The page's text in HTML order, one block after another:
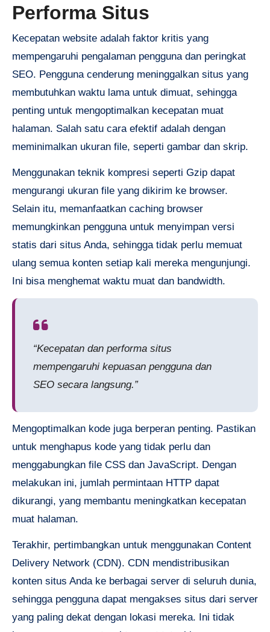
Performa Situs
Kecepatan website adalah faktor kritis yang
mempengaruhi pengalaman pengguna dan peringkat
SEO. Pengguna cenderung meninggalkan situs yang
membutuhkan waktu lama untuk dimuat, sehingga
penting untuk mengoptimalkan kecepatan muat
halaman. Salah satu cara efektif adalah dengan
meminimalkan ukuran file, seperti gambar dan skrip.
Menggunakan teknik kompresi seperti Gzip dapat
mengurangi ukuran file yang dikirim ke browser.
Selain itu, memanfaatkan caching browser
memungkinkan pengguna untuk menyimpan versi
statis dari situs Anda, sehingga tidak perlu memuat
ulang semua konten setiap kali mereka mengunjungi.
Ini bisa menghemat waktu muat dan bandwidth.
“Kecepatan dan performa situs
mempengaruhi kepuasan pengguna dan
SEO secara langsung.”
Mengoptimalkan kode juga berperan penting. Pastikan
untuk menghapus kode yang tidak perlu dan
menggabungkan file CSS dan JavaScript. Dengan
melakukan ini, jumlah permintaan HTTP dapat
dikurangi, yang membantu meningkatkan kecepatan
muat halaman.
Terakhir, pertimbangkan untuk menggunakan Content
Delivery Network (CDN). CDN mendistribusikan
konten situs Anda ke berbagai server di seluruh dunia,
sehingga pengguna dapat mengakses situs dari server
yang paling dekat dengan lokasi mereka. Ini tidak